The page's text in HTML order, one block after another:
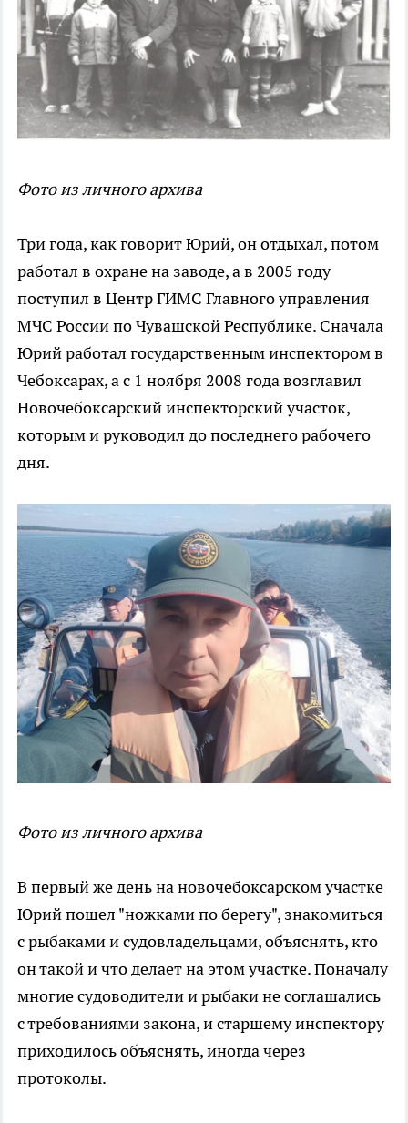
Фото из личного архива
Три года, как говорит Юрий, он отдыхал, потом
работал в охране на заводе, а в 2005 году
поступил в Центр ГИМС Главного управления
МЧС России по Чувашской Республике. Сначала
Юрий работал государственным инспектором в
Чебоксарах, а с 1 ноября 2008 года возглавил
Новочебоксарский инспекторский участок,
которым и руководил до последнего рабочего
дня.
Фото из личного архива
В первый же день на новочебоксарском участке
Юрий пошел "ножками по берегу", знакомиться
с рыбаками и судовладельцами, объяснять, кто
он такой и что делает на этом участке. Поначалу
многие судоводители и рыбаки не соглашались
с требованиями закона, и старшему инспектору
приходилось объяснять, иногда через
протоколы.